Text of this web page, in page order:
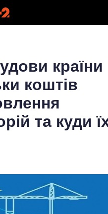
країни
коштів
та куди